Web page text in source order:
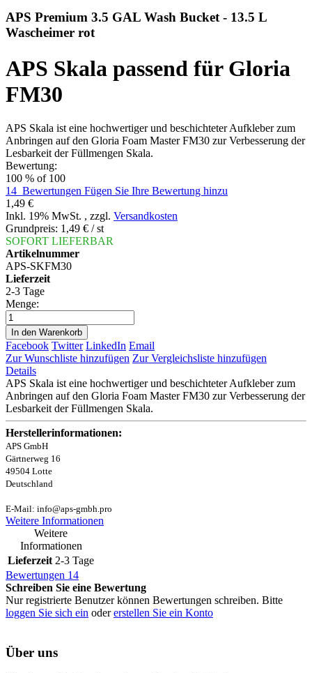
APS Premium 3.5 GAL Wash Bucket - 13.5 L
Wascheimer rot
APS Skala passend für Gloria
FM30
APS Skala ist eine hochwertiger und beschichteter Aufkleber zum
Anbringen auf den Gloria Foam Master FM30 zur Verbesserung der
Lesbarkeit der Füllmengen Skala.
Bewertung:
100 % of 100
14 Bewertungen Fügen Sie Ihre Bewertung hinzu
1,49 €
Inkl. 19% MwSt. , zzgl. Versandkosten
Grundpreis: 1,49 € / st
SOFORT LIEFERBAR
Artikelnummer
APS-SKFM30
Lieferzeit
2-3 Tage
Menge:
In den Warenkorb
Facebook Twitter LinkedIn Email
Zur Wunschliste hinzufügen Zur Vergleichsliste hinzufügen
Details
APS Skala ist eine hochwertiger und beschichteter Aufkleber zum
Anbringen auf den Gloria Foam Master FM30 zur Verbesserung der
Lesbarkeit der Füllmengen Skala.
Herstellerinformationen:
APS GmbH
Gärtnerweg 16
49504 Lotte
Deutschland
E-Mail: info@aps-gmbh.pro
Weitere Informationen
Weitere
Informationen
Lieferzeit 2-3 Tage
Bewertungen 14
Schreiben Sie eine Bewertung
Nur registrierte Benutzer können Bewertungen schreiben. Bitte
loggen Sie sich ein odererstellen Sie ein Konto
Über uns